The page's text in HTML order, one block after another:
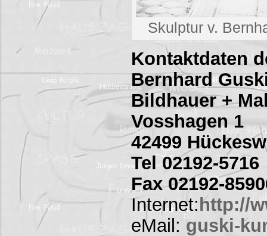
Skulptur v.
Kontaktdaten
Bernhard
Bildhauer +
Vosshagen 1
42499
Tel 02192-5716
Fax 02192-
Internet:http://
eMail:guski-